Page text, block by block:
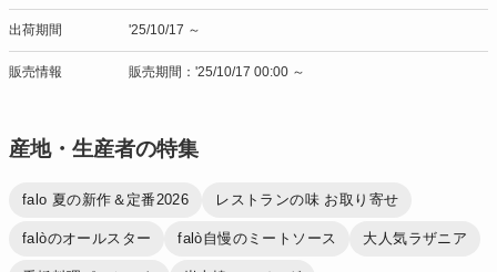
出荷期間 '25/10/17 ～
販売情報 販売期間：'25/10/17 00:00 ～
産地・生産者の特集
falo 夏の新作＆定番2026 レストランの味 お取り寄せ
falòのオールスター falò自慢のミートソース 大人気ラザニア